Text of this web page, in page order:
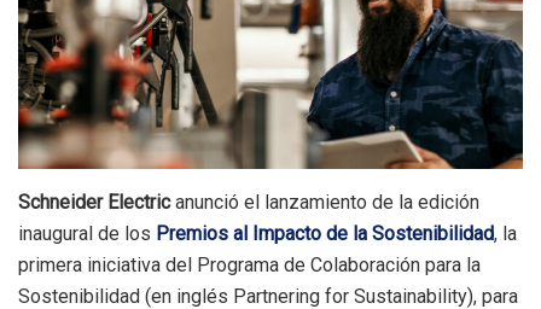
Schneider Electricanunció el lanzamiento de la edición
inaugural de los Premios al Impacto de la Sostenibilidad, la
primera iniciativa del Programa de Colaboración para la
Sostenibilidad (en inglés Partnering for Sustainability), para